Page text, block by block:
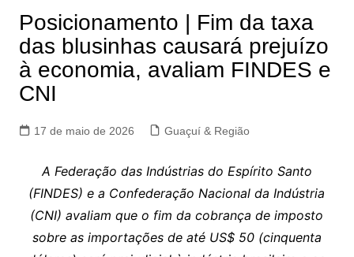
Posicionamento | Fim da taxa
das blusinhas causará prejuízo
à economia, avaliam FINDES e
CNI
17 de maio de 2026 Guaçuí & Região
A Federação das Indústrias do Espírito Santo
(FINDES) e a Confederação Nacional da Indústria
(CNI) avaliam que o fim da cobrança de imposto
sobre as importações de até US$ 50 (cinquenta